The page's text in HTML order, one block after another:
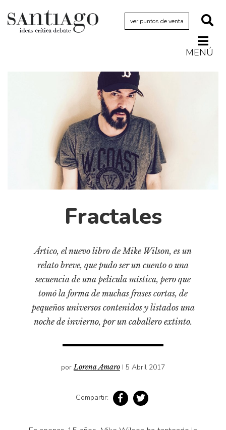
ver puntos de venta
MENÚ
Cine y televisión
Gran reserva
Historia
Historia material de los libros
Fractales
Ártico, el nuevo libro de Mike Wilson, es un
relato breve, que pudo ser un cuento o una
secuencia de una película mística, pero que
tomó la forma de muchas frases cortas, de
pequeños universos contenidos y listados una
noche de invierno, por un caballero extinto.
porLorena Amaro I 5 Abril 2017
Compartir: